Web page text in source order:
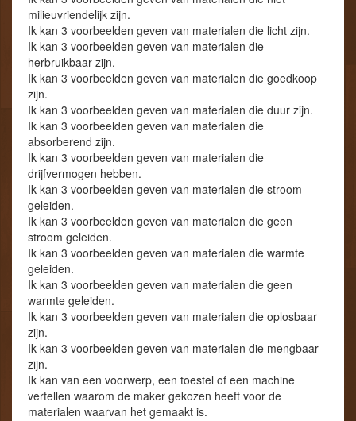
milieuvriendelijk zijn.
Ik kan 3 voorbeelden geven van materialen die licht zijn.
Ik kan 3 voorbeelden geven van materialen die
herbruikbaar zijn.
Ik kan 3 voorbeelden geven van materialen die goedkoop
zijn.
Ik kan 3 voorbeelden geven van materialen die duur zijn.
Ik kan 3 voorbeelden geven van materialen die
absorberend zijn.
Ik kan 3 voorbeelden geven van materialen die
drijfvermogen hebben.
Ik kan 3 voorbeelden geven van materialen die stroom
geleiden.
Ik kan 3 voorbeelden geven van materialen die geen
stroom geleiden.
Ik kan 3 voorbeelden geven van materialen die warmte
geleiden.
Ik kan 3 voorbeelden geven van materialen die geen
warmte geleiden.
Ik kan 3 voorbeelden geven van materialen die oplosbaar
zijn.
Ik kan 3 voorbeelden geven van materialen die mengbaar
zijn.
Ik kan van een voorwerp, een toestel of een machine
vertellen waarom de maker gekozen heeft voor de
materialen waarvan het gemaakt is.